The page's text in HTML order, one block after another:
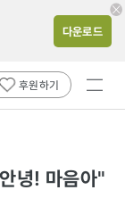
다운로드
후원하기
전체
녕! 마음아"